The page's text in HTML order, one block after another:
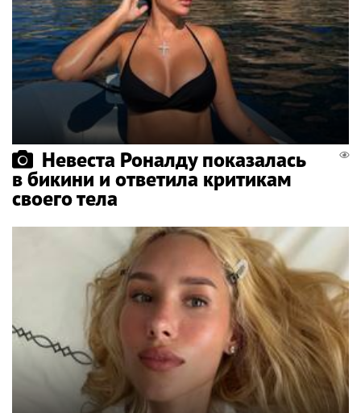
Невеста Роналду показалась
в бикини и ответила критикам
своего тела